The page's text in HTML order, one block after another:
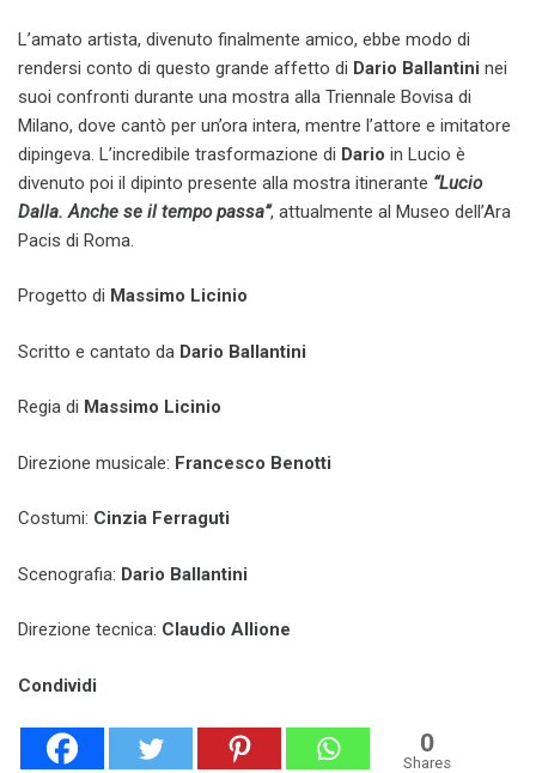
L’amato artista, divenuto finalmente amico, ebbe modo di
rendersi conto di questo grande affetto di Dario Ballantini nei
suoi confronti durante una mostra alla Triennale Bovisa di
Milano, dove cantò per un’ora intera, mentre l’attore e imitatore
dipingeva. L’incredibile trasformazione di Dario in Lucio è
divenuto poi il dipinto presente alla mostra itinerante “Lucio
Dalla. Anche se il tempo passa”, attualmente al Museo dell’Ara
Pacis di Roma.
Progetto di Massimo Licinio
Scritto e cantato da Dario Ballantini
Regia di Massimo Licinio
Direzione musicale: Francesco Benotti
Costumi: Cinzia Ferraguti
Scenografia: Dario Ballantini
Direzione tecnica: Claudio Allione
Condividi
0
Shares